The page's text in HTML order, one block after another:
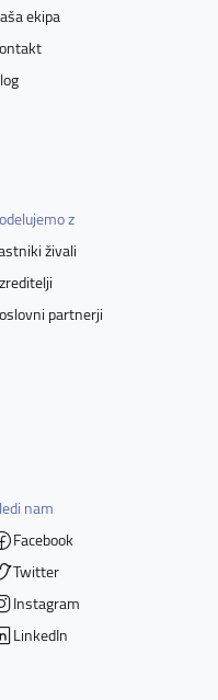
ekipa
z
živali
partnerji
nam
Facebook
Twitter
Instagram
LinkedIn